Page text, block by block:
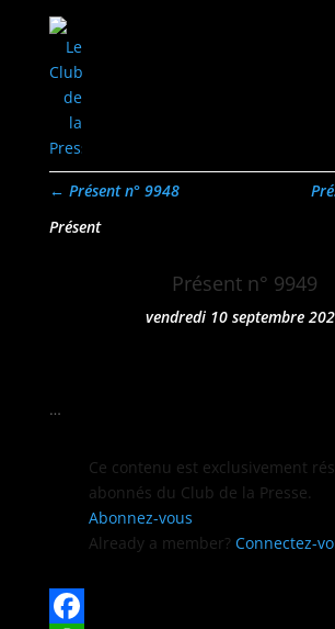
← Présent n° 9948
Présent
Présent n° 9949
vendredi 10 septembre
…
Ce con­tenu est exclu­sive­ment
abon­nés du Club de la Presse.
Abon­nez-vous
Already a mem­ber? Con­nectez-